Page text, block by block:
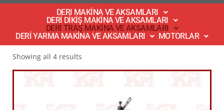
DERI MAKİNA VE AKSAMLARI
DERİ DİKİŞ MAKİNA VE AKSAMLARI
DERİ TRAŞ MAKİNA VE AKSAMLARI
DERİ YARMA MAKİNA VE AKSAMLARI
MOTORLAR
Showing all 4 results